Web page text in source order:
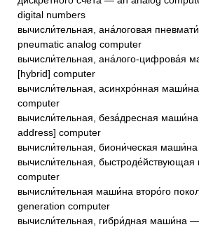
digital numbers
вычисли́тельная, ана́логовая
pneumatic analog computer
вычисли́тельная, ана́лого-цифрова́я
[hybrid] computer
вычисли́тельная, асинхро́нная
computer
вычисли́тельная, беза́дресная
address] computer
вычисли́тельная, биони́ческая
вычисли́тельная,
computer
вычисли́тельная маши́на второ́го
generation computer
вычисли́тельная, гибри́дная маши́на